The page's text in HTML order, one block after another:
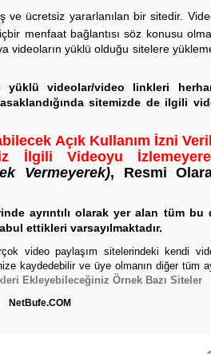
ve ücretsiz yararlanılan bir sitedir.
menfaat bağlantısı söz konusu
videoların yüklü olduğu sitelere
yüklü videolar/video linkleri
yasaklandığında sitemizde de ilgili
Açık Kullanım İzni
İlgili Videoyu
Vermeyerek), Resmi
ayrıntılı olarak yer alan tüm
ettikleri varsayılmaktadır.
video paylaşım sitelerindeki kendi
kaydedebilir ve üye olmanın diğer tüm
Ekleyebileceğiniz Örnek Bazı Siteler
NetBufe.COM